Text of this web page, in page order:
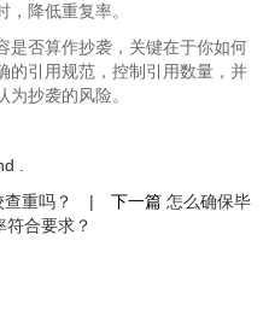
降低重复率。
是否算作抄袭，关键在于你如何
的引用规范，控制引用数量，并
抄袭的风险。
.
重吗？ | 下一篇 怎么确保毕
符合要求？